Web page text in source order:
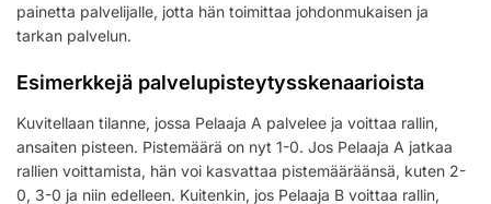
painetta palvelijalle, jotta hän toimittaa johdonmukaisen ja
tarkan palvelun.
Esimerkkejä palvelupisteytysskenaarioista
Kuvitellaan tilanne, jossa Pelaaja A palvelee ja voittaa rallin,
ansaiten pisteen. Pistemäärä on nyt 1-0. Jos Pelaaja A jatkaa
rallien voittamista, hän voi kasvattaa pistemääräänsä, kuten 2-
0, 3-0 ja niin edelleen. Kuitenkin, jos Pelaaja B voittaa rallin,